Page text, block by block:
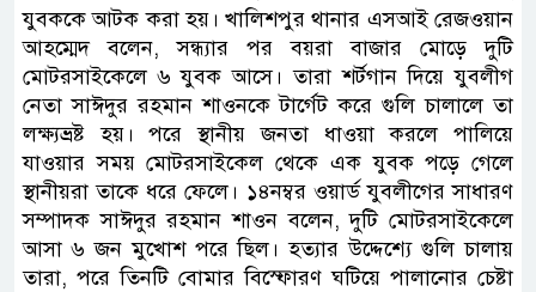
যুবককে আটক করা হয়। খালিশপুর থানার এসআই রেজওয়ান
আহম্মেদ বলেন, সন্ধ্যার পর বয়রা বাজার মোড়ে দুটি
মোটরসাইকেলে ৬ যুবক আসে। তারা শর্টগান দিয়ে যুবলীগ
নেতা সাঈদুর রহমান শাওনকে টার্গেট করে গুলি চালালে তা
লক্ষ্যভ্রষ্ট হয়। পরে স্থানীয় জনতা ধাওয়া করলে পালিয়ে
যাওয়ার সময় মোটরসাইকেল থেকে এক যুবক পড়ে গেলে
স্থানীয়রা তাকে ধরে ফেলে। ১৪নম্বর ওয়ার্ড যুবলীগের সাধারণ
সম্পাদক সাঈদুর রহমান শাওন বলেন, দুটি মোটরসাইকেলে
আসা ৬ জন মুখোশ পরে ছিল। হত্যার উদ্দেশ্যে গুলি চালায়
তারা, পরে তিনটি বোমার বিস্ফোরণ ঘটিয়ে পালানোর চেষ্টা